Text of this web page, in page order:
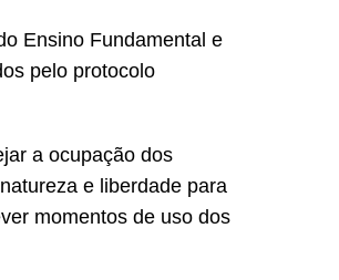
Ensino Fundamental e
pelo protocolo
a ocupação dos
e liberdade para
momentos de uso dos